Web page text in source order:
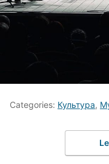
Categories: Культура,